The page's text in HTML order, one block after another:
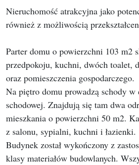
Nieruchomość atrakcyjna jako
również z możliwością
Parter domu o powierzchni 103 m2
przedpokoju, kuchni, dwóch toalet,
oraz pomieszczenia gospodarczego.
Na piętro domu prowadzą schody w
schodowej. Znajdują się tam dwa
mieszkania o powierzchni 50 m2.
z salonu, sypialni, kuchni i łazienki.
Budynek został wykończony z
klasy materiałów budowlanych.